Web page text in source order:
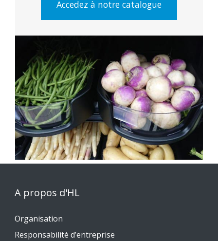
Accedez à notre catalogue
A propos d'HL
Organisation
Responsabilité d’entreprise